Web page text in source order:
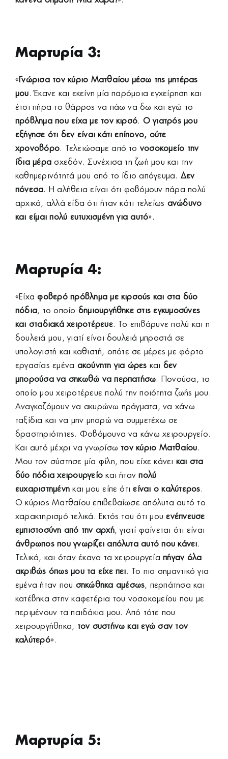
Μαρτυρία 3:
«Γνώρισα τον κύριο Ματθαίου μέσω της μητέρας
μου. Έκανε και εκείνη μία παρόμοια εγχείρηση και
έτσι πήρα το θάρρος να πάω να δω και εγώ το
πρόβλημα που είχα με τον κιρσό. Ο γιατρός μου
εξήγησε ότι δεν είναι κάτι επίπονο, ούτε
χρονοβόρο. Τελειώσαμε από το νοσοκομείο την
ίδια μέρα σχεδόν. Συνέχισα τη ζωή μου και την
καθημερινότητά μου από το ίδιο απόγευμα. Δεν
πόνεσα. Η αλήθεια είναι ότι φοβόμουν πάρα πολύ
αρχικά, αλλά είδα ότι ήταν κάτι τελείως ανώδυνο
και είμαι πολύ ευτυχισμένη για αυτό».
Μαρτυρία 4:
«Είχαφοβερό πρόβλημα με κιρσούς και στα δύο
πόδια, το οποίο δημιουργήθηκε στις εγκυμοσύνες
και σταδιακά χειροτέρευε. Το επιβάρυνε πολύ και η
δουλειά μου, γιατί είναι δουλειά μπροστά σε
υπολογιστή και καθιστή, οπότε σε μέρες με φόρτο
εργασίας εμένα ακούνητη για ώρες και δεν
μπορούσα να σηκωθώ να περπατήσω. Πονούσα, το
οποίο μου χειροτέρευε πολύ την ποιότητα ζωής μου.
Αναγκαζόμουν να ακυρώνω πράγματα, να χάνω
ταξίδια και να μην μπορώ να συμμετέχω σε
δραστηριότητες. Φοβόμουνα να κάνω χειρουργείο.
Και αυτό μέχρι να γνωρίσω τον κύριο Ματθαίου.
Μου τον σύστησε μία φίλη, που είχε κάνει και στα
δύο πόδια χειρουργείο και ήτανπολύ
ευχαριστημένη και μου είπε ότιείναι ο καλύτερος.
Ο κύριος Ματθαίου επιβεβαίωσε απόλυτα αυτό το
χαρακτηρισμό τελικά. Εκτός του ότι μουενέπνευσε
εμπιστοσύνη από την αρχή, γιατί φαίνεται ότι είναι
άνθρωπος που γνωρίζει απόλυτα αυτό που κάνει.
Τελικά, και όταν έκανα τα χειρουργείαπήγαν όλα
ακριβώς όπως μου τα είχε πει. Το πιο σημαντικό για
εμένα ήταν που σηκώθηκα αμέσως, περπάτησα και
κατέβηκα στην καφετέρια του νοσοκομείου που με
περιμένουν τα παιδάκια μου. Από τότε που
χειρουργήθηκα, τον συστήνω και εγώ σαν τον
καλύτερό».
Μαρτυρία 5: